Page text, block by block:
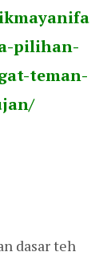
pilihan-
teman-
dasar teh